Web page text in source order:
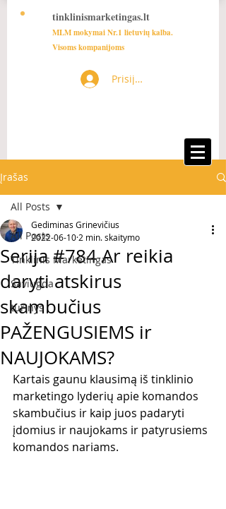
tinklinismarketingas.lt
MLM mokymai Nr.1 lietuvių kalba.
Visoms kompanijoms
Prisijungti
Įrašas
All Posts
Tinklinis Marketingas
Saviugda
turinys
All Posts
Serija #784 Ar reikia
daryti atskirus
skambučius
PAŽENGUSIEMS ir
NAUJOKAMS?
Gediminas Grinevičius
2022-06-10 2 min. skaitymo
Kartais gaunu klausimą iš tinklinio
marketingo lyderių apie komandos
skambučius ir kaip juos padaryti
įdomius ir naujokams ir patyrusiems
komandos nariams.